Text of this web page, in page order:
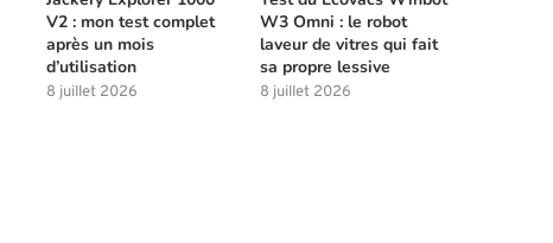
V2 : mon test complet
après un mois
d’utilisation
8 juillet 2026
W3 Omni : le robot
laveur de vitres qui fait
sa propre lessive
8 juillet 2026